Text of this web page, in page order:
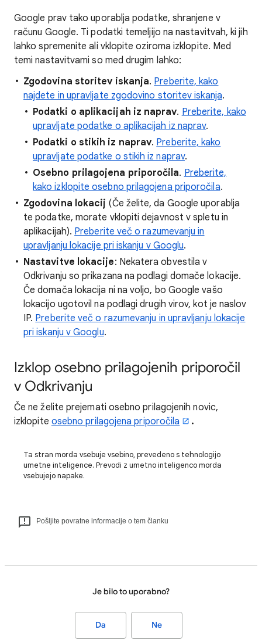
Google prav tako uporablja podatke, shranjene v
računu Google. Ti podatki temeljijo na nastavitvah, ki jih
lahko spremenite ali vklopite oziroma izklopite. Med
temi nastavitvami so med drugim lahko:
Zgodovina storitev iskanja. Preberite, kako
najdete in upravljate zgodovino storitev iskanja.
Podatki o aplikacijah iz naprav. Preberite, kako
upravljate podatke o aplikacijah iz naprav.
Podatki o stikih iz naprav. Preberite, kako
upravljate podatke o stikih iz naprav.
Osebno prilagojena priporočila. Preberite,
kako izklopite osebno prilagojena priporočila.
Zgodovina lokacij (Če želite, da Google uporablja
te podatke, morate vklopiti dejavnost v spletu in
aplikacijah). Preberite več o razumevanju in
upravljanju lokacije pri iskanju v Googlu.
Nastavitve lokacije: Nekatera obvestila v
Odkrivanju so prikazana na podlagi domače lokacije.
Če domača lokacija ni na voljo, bo Google vašo
lokacijo ugotovil na podlagi drugih virov, kot je naslov
IP. Preberite več o razumevanju in upravljanju lokacije
pri iskanju v Googlu.
Izklop osebno prilagojenih priporočil
v Odkrivanju
Če ne želite prejemati osebno prilagojenih novic,
izklopite osebno prilagojena priporočila .
Ta stran morda vsebuje vsebino, prevedeno s tehnologijo
umetne inteligence. Prevodi z umetno inteligenco morda
vsebujejo napake.
Pošljite povratne informacije o tem članku
Je bilo to uporabno?
Da Ne